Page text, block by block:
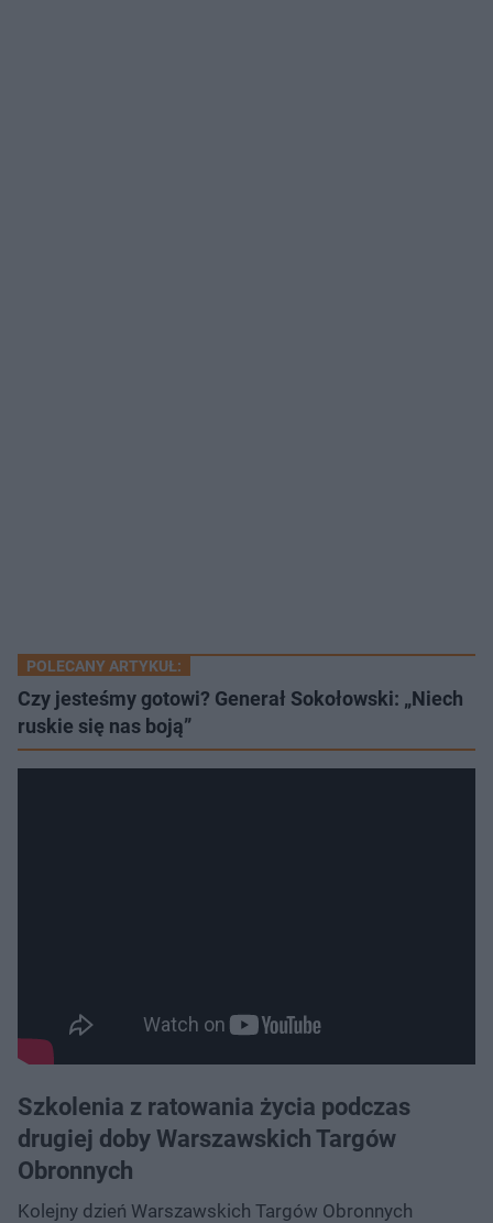
POLECANY ARTYKUŁ:
Czy jesteśmy gotowi? Generał Sokołowski: „Niech
ruskie się nas boją”
Szkolenia z ratowania życia podczas
drugiej doby Warszawskich Targów
Obronnych
Kolejny dzień Warszawskich Targów Obronnych